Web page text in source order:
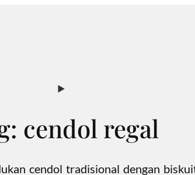
cendol regal
cendol tradisional dengan